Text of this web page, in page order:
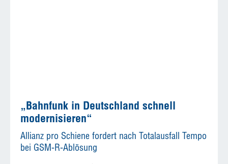
„Bahnfunk in Deutschland schnell
modernisieren“
Allianz pro Schiene fordert nach Totalausfall Tempo
bei GSM-R-Ablösung